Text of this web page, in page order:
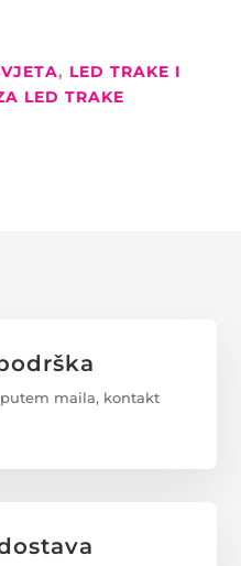
, LED TRAKE I
LED TRAKE
maila, kontakt